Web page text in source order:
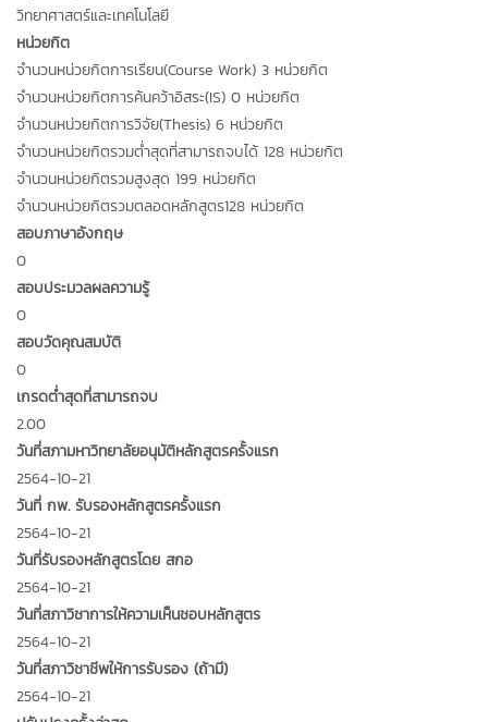
วิทยาศาสตร์และเทคโนโลยี
หน่วยกิต
จำนวนหน่วยกิตการเรียน(Course Work) 3 หน่วยกิต
จำนวนหน่วยกิตการค้นคว้าอิสระ(IS) 0 หน่วยกิต
จำนวนหน่วยกิตการวิจัย(Thesis) 6 หน่วยกิต
จำนวนหน่วยกิตรวมต่ำสุดที่สามารถจบได้ 128 หน่วยกิต
จำนวนหน่วยกิตรวมสูงสุด 199 หน่วยกิต
จำนวนหน่วยกิตรวมตลอดหลักสูตร128 หน่วยกิต
สอบภาษาอังกฤษ
0
สอบประมวลผลความรู้
0
สอบวัดคุณสมบัติ
0
เกรดต่ำสุดที่สามารถจบ
2.00
วันที่สภามหาวิทยาลัยอนุมัติหลักสูตรครั้งแรก
2564-10-21
วันที่ กพ. รับรองหลักสูตรครั้งแรก
2564-10-21
วันที่รับรองหลักสูตรโดย สกอ
2564-10-21
วันที่สภาวิชาการให้ความเห็นชอบหลักสูตร
2564-10-21
วันที่สภาวิชาชีพให้การรับรอง (ถ้ามี)
2564-10-21